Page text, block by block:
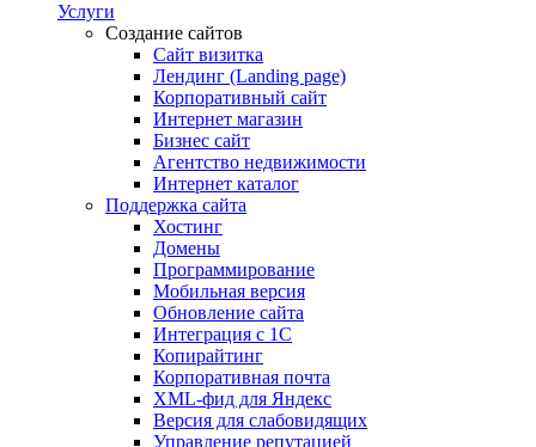
Услуги
Создание сайтов
Сайт визитка
Лендинг (Landing page)
Корпоративный сайт
Интернет магазин
Бизнес сайт
Агентство недвижимости
Интернет каталог
Поддержка сайта
Хостинг
Домены
Программирование
Мобильная версия
Обновление сайта
Интеграция с 1С
Копирайтинг
Корпоративная почта
XML-фид для Яндекс
Версия для слабовидящих
Управление репутацией